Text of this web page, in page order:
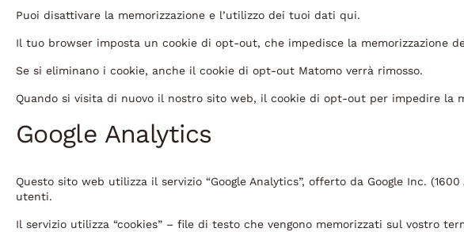
Puoi disattivare la memorizzazione e l’utilizzo dei tuoi dati qui.
Il tuo browser imposta un cookie di opt-out, che impedisce la memorizzazione
Se si eliminano i cookie, anche il cookie di opt-out Matomo verrà rimosso.
Quando si visita di nuovo il nostro sito web, il cookie di opt-out per impedire la
Google Analytics
Questo sito web utilizza il servizio “Google Analytics”, offerto da Google Inc.
utenti.
Il servizio utilizza “cookies” – file di testo che vengono memorizzati sul vostro